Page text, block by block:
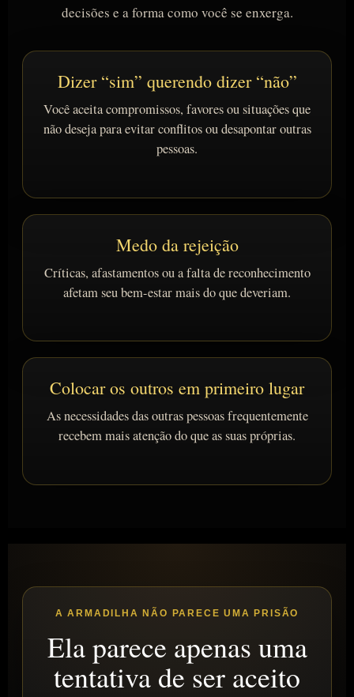
decisões e a forma como você se enxerga.
Dizer “sim” querendo dizer “não”
Você aceita compromissos, favores ou situações que
não deseja para evitar conflitos ou desapontar outras
pessoas.
Medo da rejeição
Críticas, afastamentos ou a falta de reconhecimento
afetam seu bem-estar mais do que deveriam.
Colocar os outros em primeiro lugar
As necessidades das outras pessoas frequentemente
recebem mais atenção do que as suas próprias.
A ARMADILHA NÃO PARECE UMA PRISÃO
Ela parece apenas uma
tentativa de ser aceito